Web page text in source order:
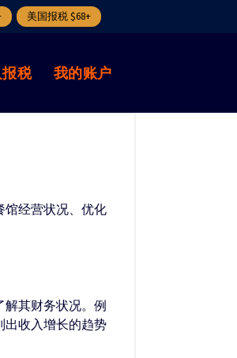
美国报税 $68+
税 我的账户
馆经营状况、优化
其财务状况。例
出收入增长的趋势